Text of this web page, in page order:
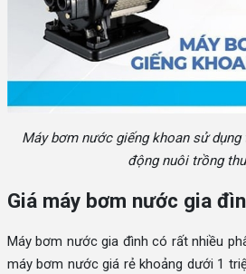
Máy bơm nước giếng khoan sử
động nuôi trồng
Giá máy bơm nước gia
Máy bơm nước gia đình có rất nhiều
máy bơm nước giá rẻ khoảng dưới 1